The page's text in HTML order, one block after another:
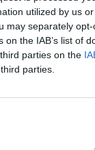
utilized by us
may separately
the IAB’s list of
parties on the
parties.